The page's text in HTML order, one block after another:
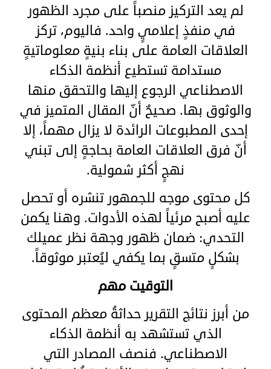
لم يعد التركيز منصباً على مجرد الظهور
في منفذٍ إعلاميٍ واحد. فاليوم، تركز
العلاقات العامة على بناء بنيةٍ معلوماتيةٍ
مستدامة تستطيع أنظمة الذكاء
الاصطناعي الرجوع إليها والتحقق منها
والوثوق بها. صحيحٌ أنّ المقال المتميز في
إحدى المطبوعات الرائدة لا يزال مهماً، إلا
أنّ فرق العلاقات العامة بحاجةٍ إلى تبني
نهجٍ أكثر شمولية.
كل محتوى موجه للجمهور تنشره أو تحصل
عليه أصبح مرئياً لهذه الأدوات. وهنا يكمن
التحدي: ضمان ظهور وجهة نظر عميلك
بشكلٍ متسقٍ بما يكفي ليُعتبر موثوقاً.
التوقيت مهم
من أبرز نتائج التقرير حداثةُ معظم المحتوى
الذي تستشهد به أنظمة الذكاء
الاصطناعي. فنصف المصادر التي